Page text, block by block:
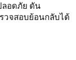
ลอดภัย ดัน
วจสอบย้อนกลับได้